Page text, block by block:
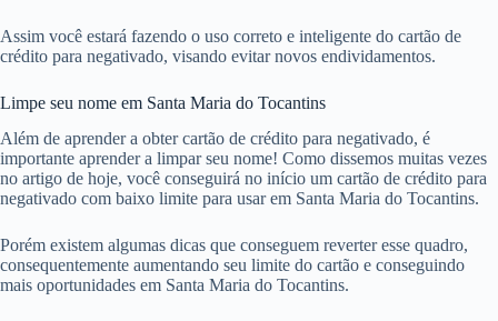
Assim você estará fazendo o uso correto e inteligente do cartão de
crédito para negativado, visando evitar novos endividamentos.
Limpe seu nome em Santa Maria do Tocantins
Além de aprender a obter cartão de crédito para negativado, é
importante aprender a limpar seu nome! Como dissemos muitas vezes
no artigo de hoje, você conseguirá no início um cartão de crédito para
negativado com baixo limite para usar em Santa Maria do Tocantins.
Porém existem algumas dicas que conseguem reverter esse quadro,
consequentemente aumentando seu limite do cartão e conseguindo
mais oportunidades em Santa Maria do Tocantins.